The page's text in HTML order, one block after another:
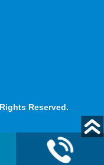
Reserved.